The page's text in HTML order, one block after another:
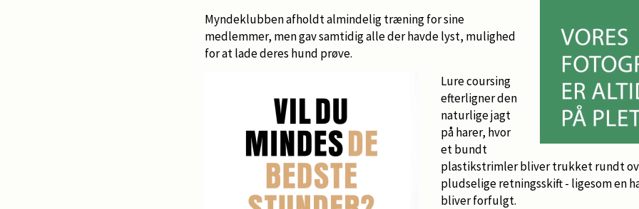
Myndeklubben afholdt almindelig træning for sine
medlemmer, men gav samtidig alle der havde lyst, mulighed
for at lade deres hund prøve.
Lure coursing
efterligner den
naturlige jagt
på harer, hvor
et bundt
plastikstrimler bliver trukket rundt
pludselige retningsskift - ligesom en
bliver forfulgt.